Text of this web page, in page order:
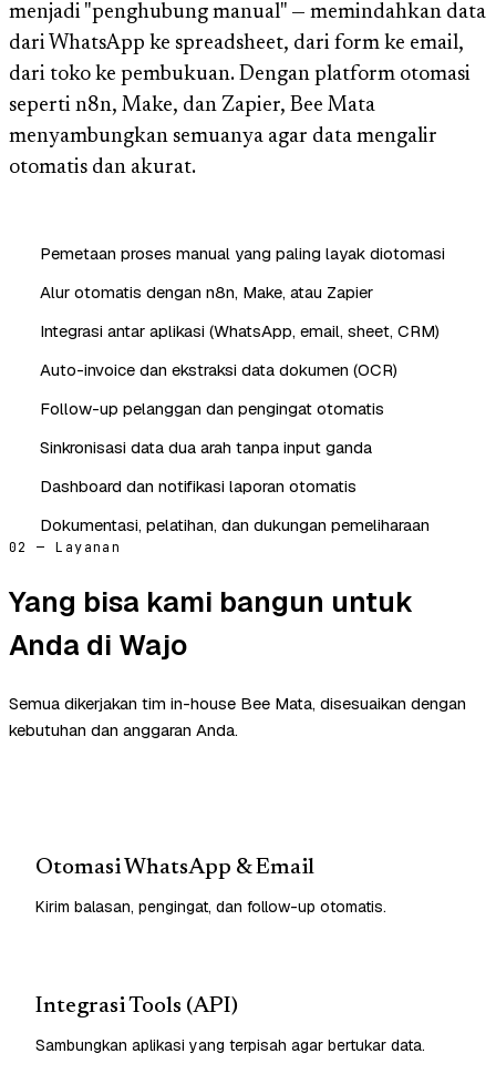
menjadi "penghubung manual" — memindahkan data
dari WhatsApp ke spreadsheet, dari form ke email,
dari toko ke pembukuan. Dengan platform otomasi
seperti n8n, Make, dan Zapier, Bee Mata
menyambungkan semuanya agar data mengalir
otomatis dan akurat.
Pemetaan proses manual yang paling layak diotomasi
Alur otomatis dengan n8n, Make, atau Zapier
Integrasi antar aplikasi (WhatsApp, email, sheet, CRM)
Auto-invoice dan ekstraksi data dokumen (OCR)
Follow-up pelanggan dan pengingat otomatis
Sinkronisasi data dua arah tanpa input ganda
Dashboard dan notifikasi laporan otomatis
Dokumentasi, pelatihan, dan dukungan pemeliharaan
02 — Layanan
Yang bisa kami bangun untuk
Anda di Wajo
Semua dikerjakan tim in-house Bee Mata, disesuaikan dengan
kebutuhan dan anggaran Anda.
Otomasi WhatsApp & Email
Kirim balasan, pengingat, dan follow-up otomatis.
Integrasi Tools (API)
Sambungkan aplikasi yang terpisah agar bertukar data.